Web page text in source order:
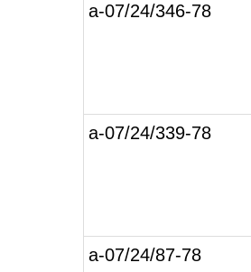
а-07/24/346-78
а-07/24/339-78
а-07/24/87-78